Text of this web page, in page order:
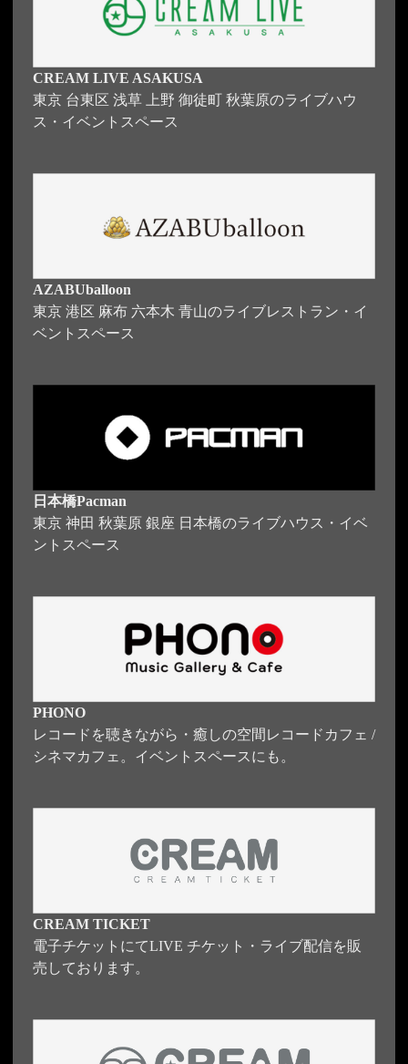
CREAM LIVE ASAKUSA
東京 台東区 浅草 上野 御徒町 秋葉原のライブハウ
ス・イベントスペース
AZABUballoon
東京 港区 麻布 六本木 青山のライブレストラン・イ
ベントスペース
日本橋Pacman
東京 神田 秋葉原 銀座 日本橋のライブハウス・イベ
ントスペース
PHONO
レコードを聴きながら・癒しの空間レコードカフェ /
シネマカフェ。イベントスペースにも。
CREAM TICKET
電子チケットにてLIVE チケット・ライブ配信を販
売しております。